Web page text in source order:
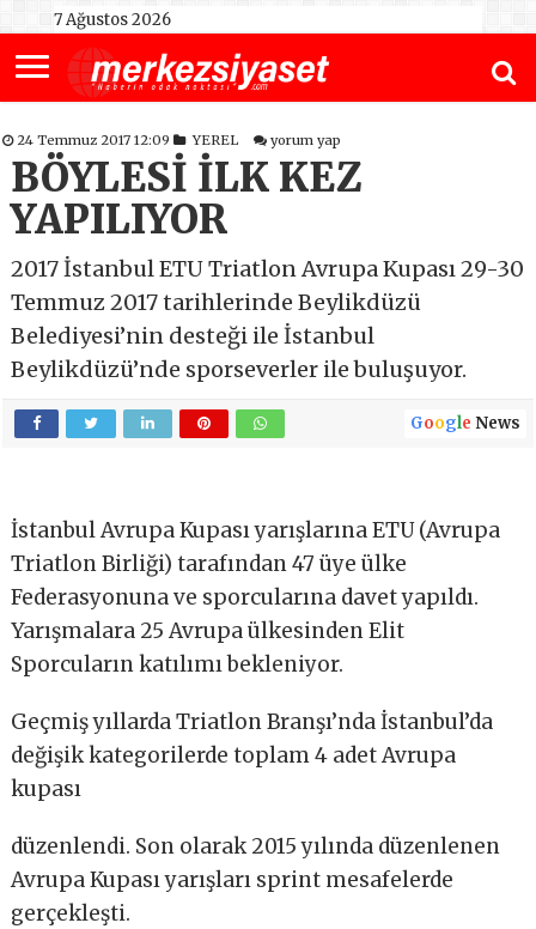
7 Ağustos 2026
24 Temmuz 2017 12:09 YEREL yorum yap
BÖYLESİ İLK KEZ
YAPILIYOR
2017 İstanbul ETU Triatlon Avrupa Kupası 29-30
Temmuz 2017 tarihlerinde Beylikdüzü
Belediyesi’nin desteği ile İstanbul
Beylikdüzü’nde sporseverler ile buluşuyor.
Google News
İstanbul Avrupa Kupası yarışlarına ETU (Avrupa
Triatlon Birliği) tarafından 47 üye ülke
Federasyonuna ve sporcularına davet yapıldı.
Yarışmalara 25 Avrupa ülkesinden Elit
Sporcuların katılımı bekleniyor.
Geçmiş yıllarda Triatlon Branşı’nda İstanbul’da
değişik kategorilerde toplam 4 adet Avrupa
kupası
düzenlendi. Son olarak 2015 yılında düzenlenen
Avrupa Kupası yarışları sprint mesafelerde
gerçekleşti.